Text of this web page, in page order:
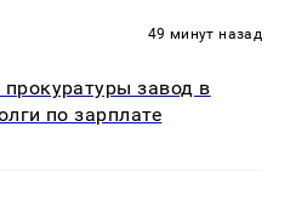
49 минут назад
завод в
по зарплате